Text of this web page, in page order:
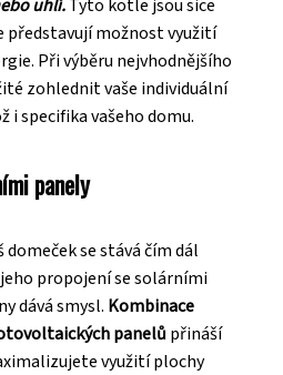
uhlí.Tyto kotle jsou sice
představují možnost využití
Při výběru nejvhodnějšího
zohlednit vaše individuální
i specifika vašeho domu.
panely
se stává čím dál
propojení se solárními
dává smysl. Kombinace
panelů přináší
využití plochy